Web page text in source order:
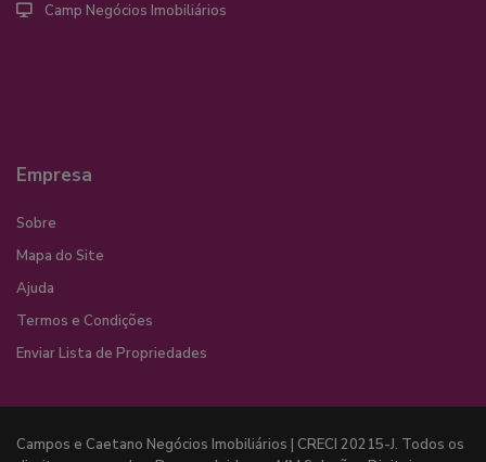
Camp Negócios Imobiliários
Empresa
Sobre
Mapa do Site
Ajuda
Termos e Condições
Enviar Lista de Propriedades
Campos e Caetano Negócios Imobiliários | CRECI 20215-J. Todos os